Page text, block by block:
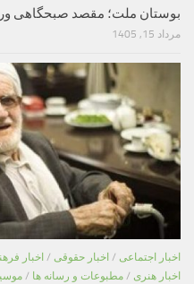
بوستان ملت؛ مقصد صبحگاهی
مرداد 15, 1405
اخبار اجتماعی / اخبار حقوقی / اخبار
اخبار هنری / مطبوعات و رسانه ها /